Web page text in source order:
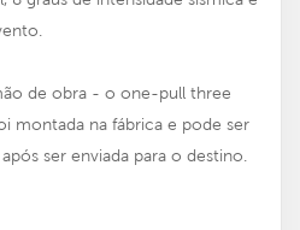
de obra - o one-pull three
montada na fábrica e pode ser
ser enviada para o destino.